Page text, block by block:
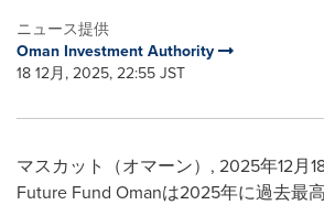
ニュース提供
Oman Investment Authority
18 12月, 2025, 22:55 JST
マスカット（オマーン） , 2025年12月
Future Fund Omanは2025年に過去最